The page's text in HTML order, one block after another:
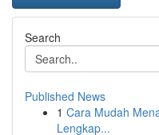
Search
Published News
1 Cara Mudah
Lengkap...